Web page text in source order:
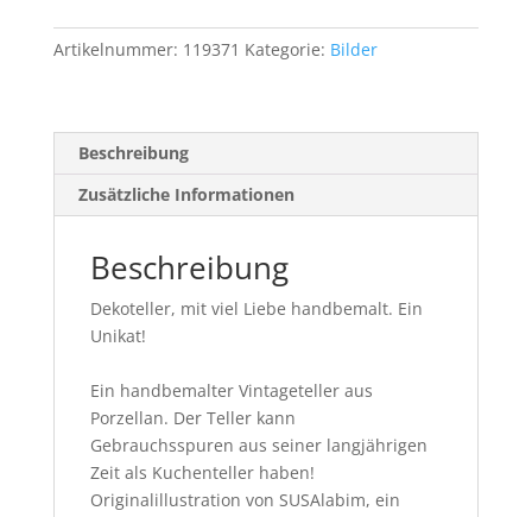
Menge
Artikelnummer: 119371 Kategorie: Bilder
Beschreibung
Zusätzliche Informationen
Beschreibung
Dekoteller, mit viel Liebe handbemalt. Ein
Unikat!
Ein handbemalter Vintageteller aus
Porzellan. Der Teller kann
Gebrauchsspuren aus seiner langjährigen
Zeit als Kuchenteller haben!
Originalillustration von SUSAlabim, ein